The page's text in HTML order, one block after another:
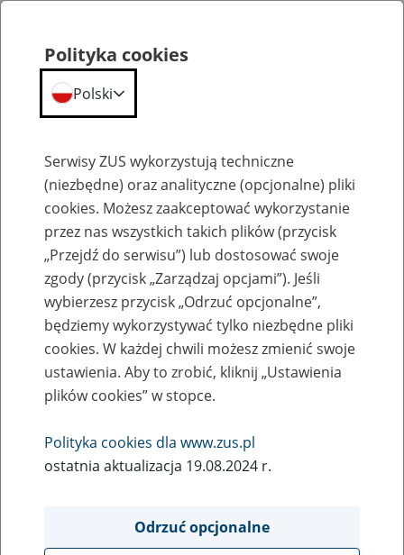
Szkolenia
Zaproś ZUS do siebie - zakładanie profili
eZUS w siedzibie Twojej firmy
Rodzaj wydarzenia
Szkolenia
Obszar merytoryczny
obsługa klientów
Polityka cookies
Polski
Serwisy ZUS wykorzystują techniczne
(niezbędne) oraz analityczne (opcjonalne) pliki
cookies. Możesz zaakceptować wykorzystanie
przez nas wszystkich takich plików (przycisk
„Przejdź do serwisu”) lub dostosować swoje
zgody (przycisk „Zarządzaj opcjami”). Jeśli
wybierzesz przycisk „Odrzuć opcjonalne”,
będziemy wykorzystywać tylko niezbędne pliki
cookies. W każdej chwili możesz zmienić swoje
ustawienia. Aby to zrobić, kliknij „Ustawienia
plików cookies” w stopce.
Polityka cookies dla www.zus.pl
ostatnia aktualizacja 19.08.2024 r.
Odrzuć opcjonalne